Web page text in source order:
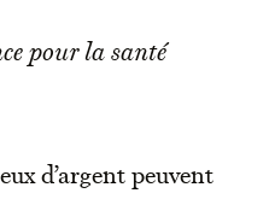
pour la santé
d’argent peuvent